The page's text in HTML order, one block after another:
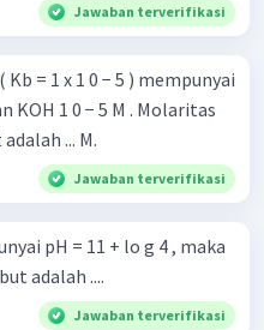
Jawaban terverifikasi
= 1 x 1 0 − 5 ) mempunyai
KOH 1 0 − 5 M . Molaritas
... M.
Jawaban terverifikasi
pH = 11 + lo g 4 , maka
adalah ....
Jawaban terverifikasi